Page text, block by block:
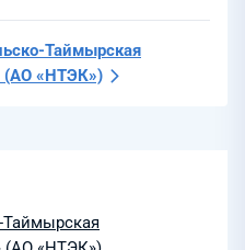
Таймырская
(АО «НТЭК»)